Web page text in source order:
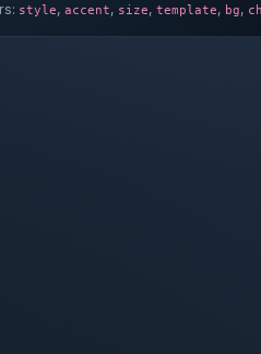
style, accent, size, template, bg,